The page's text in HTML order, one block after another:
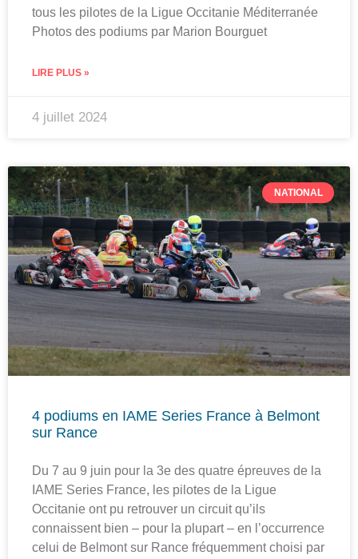
tous les pilotes de la Ligue Occitanie Méditerranée
Photos des podiums par Marion Bourguet
LIRE PLUS »
4 juillet 2024
NATIONAL
4 podiums en IAME Series France à Belmont
sur Rance
Du 7 au 9 juin pour la 3e des quatre épreuves de la
IAME Series France, les pilotes de la Ligue
Occitanie ont pu retrouver un circuit qu’ils
connaissent bien – pour la plupart – en l’occurrence
celui de Belmont sur Rance fréquemment choisi par